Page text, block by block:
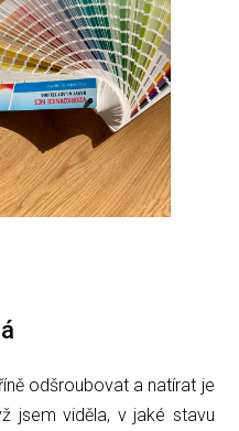
odšroubovat a natírat je
jsem viděla, v jaké stavu